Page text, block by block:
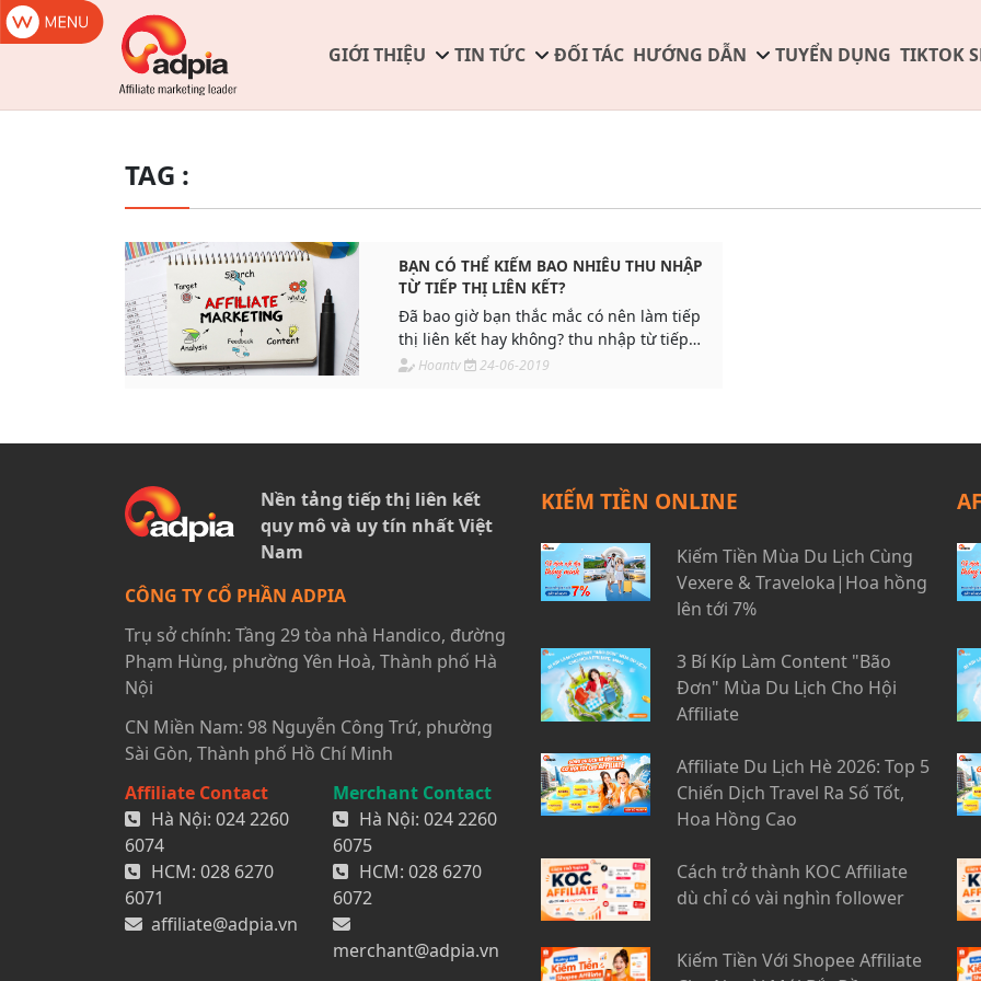
GIỚI THIỆU TIN TỨC ĐỐI TÁC HƯỚNG DẪN TUYỂN DỤNG TIKTOK
TAG :
BẠN CÓ THỂ KIẾM BAO NHIÊU THU NHẬP
TỪ TIẾP THỊ LIÊN KẾT?
Đã bao giờ bạn thắc mắc có nên làm tiếp
thị liên kết hay không? thu nhập từ tiếp
thị liên kết là bao nhiêu?
Hoantv 24-06-2019
Nền tảng tiếp thị liên kết
quy mô và uy tín nhất Việt
Nam
CÔNG TY CỔ PHẦN ADPIA
Trụ sở chính: Tầng 29 tòa nhà Handico, đường
Phạm Hùng, phường Yên Hoà, Thành phố Hà
Nội
CN Miền Nam: 98 Nguyễn Công Trứ, phường
Sài Gòn, Thành phố Hồ Chí Minh
Affiliate Contact
Hà Nội: 024 2260
6074
HCM: 028 6270
6071
affiliate@adpia.vn
Merchant Contact
Hà Nội: 024 2260
6075
HCM: 028 6270
6072
merchant@adpia.vn
KIẾM TIỀN ONLINE
Kiếm Tiền Mùa Du Lịch Cùng
Vexere & Traveloka|Hoa hồng
lên tới 7%
3 Bí Kíp Làm Content "Bão
Đơn" Mùa Du Lịch Cho Hội
Affiliate
Affiliate Du Lịch Hè 2026: Top 5
Chiến Dịch Travel Ra Số Tốt,
Hoa Hồng Cao
Cách trở thành KOC Affiliate
dù chỉ có vài nghìn follower
Kiếm Tiền Với Shopee Affiliate